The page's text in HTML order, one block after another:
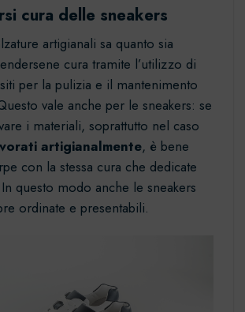
cura delle sneakers
artigianali sa quanto sia
cura tramite l’utilizzo di
per la pulizia e il mantenimento
vale anche per le sneakers: se
i materiali, soprattutto nel caso
artigianalmente, è bene
con la stessa cura che dedicate
questo modo anche le sneakers
ordinate e presentabili.